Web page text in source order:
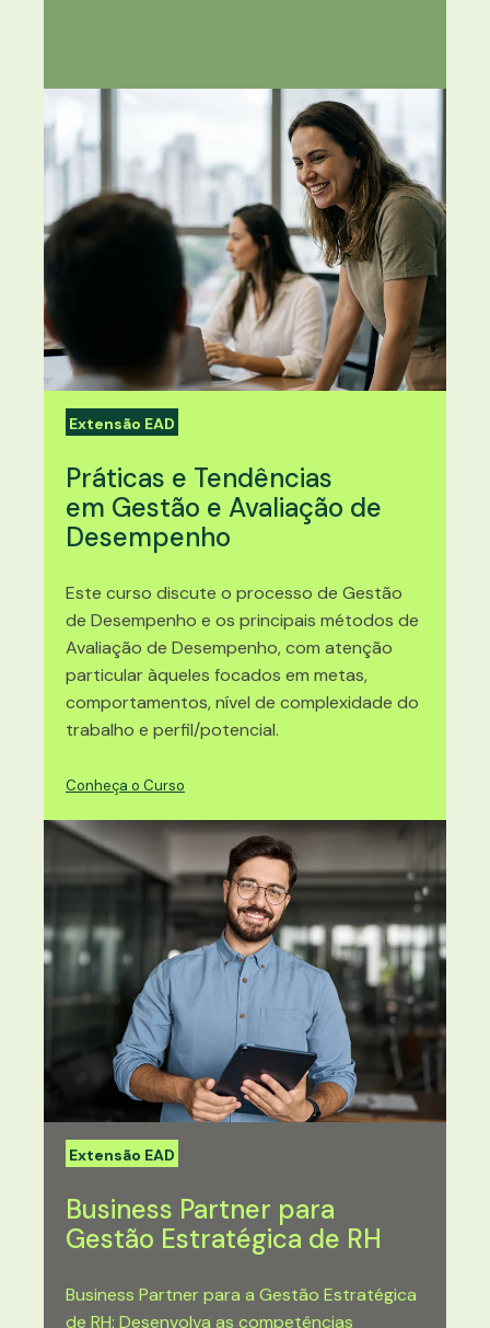
Extensão EAD
Práticas e Tendências
em Gestão e Avaliação de
Desempenho
Este curso discute o processo de Gestão
de Desempenho e os principais métodos de
Avaliação de Desempenho, com atenção
particular àqueles focados em metas,
comportamentos, nível de complexidade do
trabalho e perfil/potencial.
Conheça o Curso
Extensão EAD
Business Partner para
Gestão Estratégica de RH
Business Partner para a Gestão Estratégica
de RH: Desenvolva as competências